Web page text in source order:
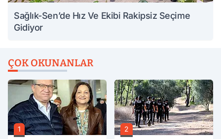
Sağlık-Sen’de Hız Ve Ekibi Rakipsiz Seçime
Gidiyor
ÇOK OKUNANLAR
1 2